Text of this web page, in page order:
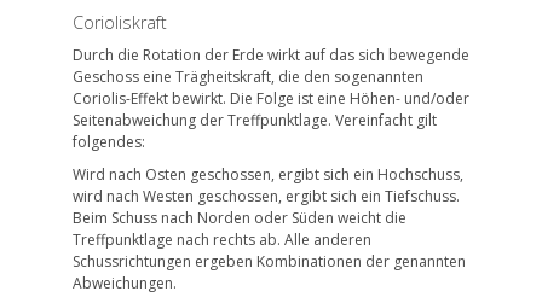
Corioliskraft
Durch die Rotation der Erde wirkt auf das sich bewegende
Geschoss eine Trägheitskraft, die den sogenannten
Coriolis-Effekt bewirkt. Die Folge ist eine Höhen- und/oder
Seitenabweichung der Treffpunktlage. Vereinfacht gilt
folgendes:
Wird nach Osten geschossen, ergibt sich ein Hochschuss,
wird nach Westen geschossen, ergibt sich ein Tiefschuss.
Beim Schuss nach Norden oder Süden weicht die
Treffpunktlage nach rechts ab. Alle anderen
Schussrichtungen ergeben Kombinationen der genannten
Abweichungen.